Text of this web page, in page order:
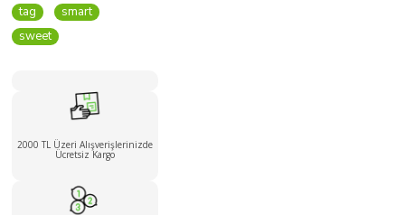
tag
smart
sweet
2000 TL Üzeri Alışverişlerinizde
Ücretsiz Kargo